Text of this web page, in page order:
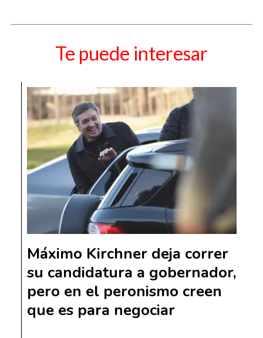
Te puede interesar
Máximo Kirchner deja correr
su candidatura a gobernador,
pero en el peronismo creen
que es para negociar